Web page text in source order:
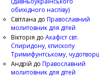
обихідного наспіву)
Світлана до Православний
молитовник для дітей
Вікторія до Акафіст свт.
Спиридону, єпископу
Тримифунтському,
Андрій до Православний
молитовник для дітей